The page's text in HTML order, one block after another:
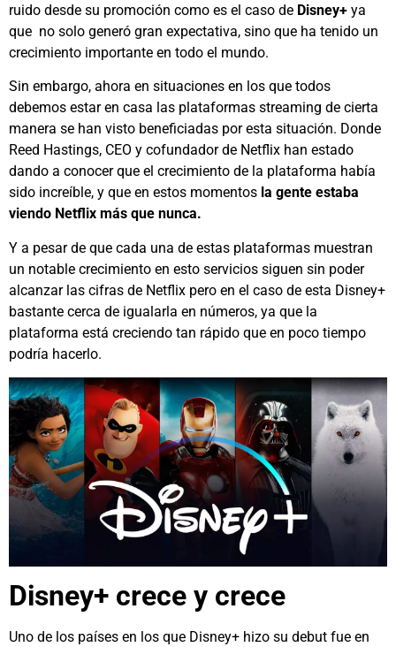
ruido desde su promoción como es el caso de Disney+ ya
que no solo generó gran expectativa, sino que ha tenido un
crecimiento importante en todo el mundo.
Sin embargo, ahora en situaciones en los que todos
debemos estar en casa las plataformas streaming de cierta
manera se han visto beneficiadas por esta situación. Donde
Reed Hastings, CEO y cofundador de Netflix han estado
dando a conocer que el crecimiento de la plataforma había
sido increíble, y que en estos momentos la gente estaba
viendo Netflix más que nunca.
Y a pesar de que cada una de estas plataformas muestran
un notable crecimiento en esto servicios siguen sin poder
alcanzar las cifras de Netflix pero en el caso de esta Disney+
bastante cerca de igualarla en números, ya que la
plataforma está creciendo tan rápido que en poco tiempo
podría hacerlo.
Disney+ crece y crece
Uno de los países en los que Disney+ hizo su debut fue en